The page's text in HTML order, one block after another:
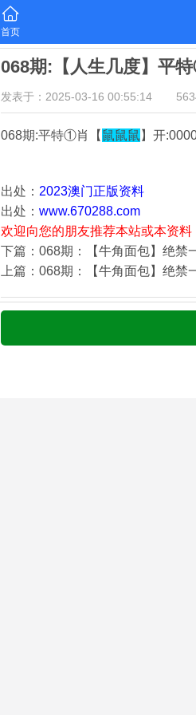
首页
068期:【人生几度】平
发表于：2025-03-16 00:55:14
068期:平特①肖【 鼠鼠鼠 】开
出处： 2023澳门正版资料
出处： www.670288.com
欢迎向您的朋友推荐本站或本资料
下篇：068期：【牛角面包】绝禁
上篇：068期：【牛角面包】绝禁